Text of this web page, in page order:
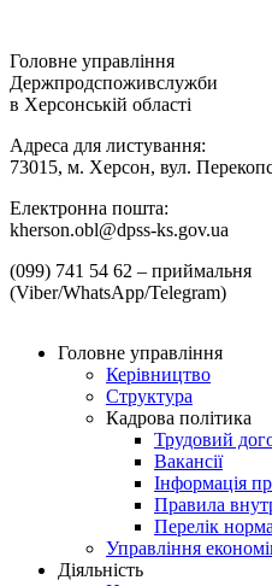
Головне управління
Держпродспоживслужби
в Херсонській області
Адреса для листування:
73015, м. Херсон, вул.
Електронна пошта:
kherson.obl@dpss-ks.gov.ua
(099) 741 54 62 – приймальня
(Viber/WhatsApp/Telegram)
Головне управління
Керівництво
Структура
Кадрова політика
Трудовий
Вакансії
Інформація
Правила
Перелік
Управління
Діяльність